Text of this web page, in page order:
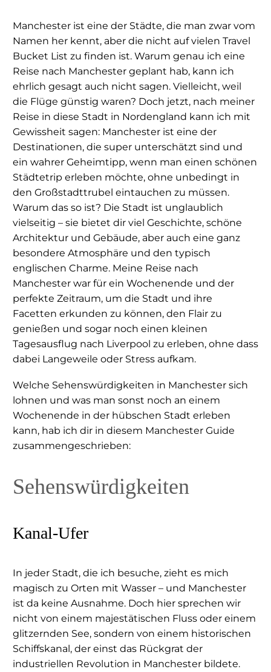
Manchester ist eine der Städte, die man zwar vom
Namen her kennt, aber die nicht auf vielen Travel
Bucket List zu finden ist. Warum genau ich eine
Reise nach Manchester geplant hab, kann ich
ehrlich gesagt auch nicht sagen. Vielleicht, weil
die Flüge günstig waren? Doch jetzt, nach meiner
Reise in diese Stadt in Nordengland kann ich mit
Gewissheit sagen: Manchester ist eine der
Destinationen, die super unterschätzt sind und
ein wahrer Geheimtipp, wenn man einen schönen
Städtetrip erleben möchte, ohne unbedingt in
den Großstadttrubel eintauchen zu müssen.
Warum das so ist? Die Stadt ist unglaublich
vielseitig – sie bietet dir viel Geschichte, schöne
Architektur und Gebäude, aber auch eine ganz
besondere Atmosphäre und den typisch
englischen Charme. Meine Reise nach
Manchester war für ein Wochenende und der
perfekte Zeitraum, um die Stadt und ihre
Facetten erkunden zu können, den Flair zu
genießen und sogar noch einen kleinen
Tagesausflug nach Liverpool zu erleben, ohne dass
dabei Langeweile oder Stress aufkam.
Welche Sehenswürdigkeiten in Manchester sich
lohnen und was man sonst noch an einem
Wochenende in der hübschen Stadt erleben
kann, hab ich dir in diesem Manchester Guide
zusammengeschrieben:
Sehenswürdigkeiten
Kanal-Ufer
In jeder Stadt, die ich besuche, zieht es mich
magisch zu Orten mit Wasser – und Manchester
ist da keine Ausnahme. Doch hier sprechen wir
nicht von einem majestätischen Fluss oder einem
glitzernden See, sondern von einem historischen
Schiffskanal, der einst das Rückgrat der
industriellen Revolution in Manchester bildete.